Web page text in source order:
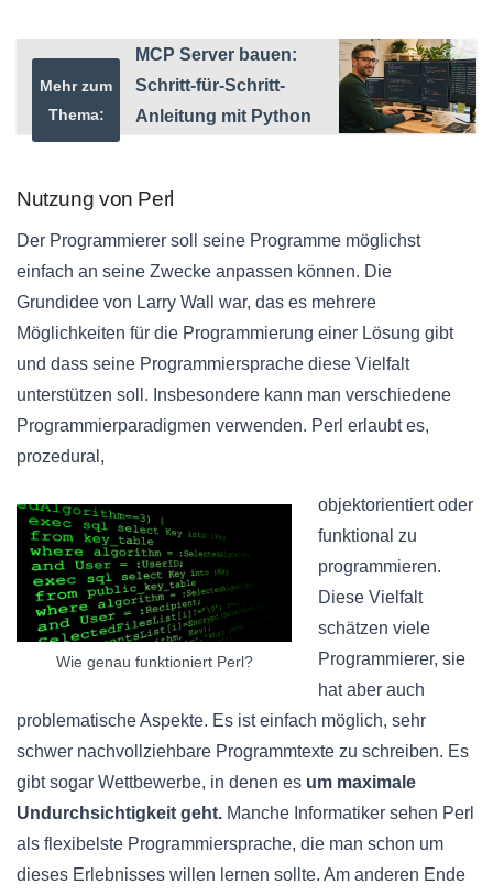
Mehr zum
Thema:
MCP Server bauen:
Schritt-für-Schritt-
Anleitung mit Python
Nutzung von Perl
Der Programmierer soll seine Programme möglichst
einfach an seine Zwecke anpassen können. Die
Grundidee von Larry Wall war, das es mehrere
Möglichkeiten für die Programmierung einer Lösung gibt
und dass seine Programmiersprache diese Vielfalt
unterstützen soll. Insbesondere kann man verschiedene
Programmierparadigmen verwenden. Perl erlaubt es,
prozedural,
Wie genau funktioniert Perl?
objektorientiert oder
funktional zu
programmieren.
Diese Vielfalt
schätzen viele
Programmierer, sie
hat aber auch
problematische Aspekte. Es ist einfach möglich, sehr
schwer nachvollziehbare Programmtexte zu schreiben. Es
gibt sogar Wettbewerbe, in denen es um maximale
Undurchsichtigkeit geht. Manche Informatiker sehen Perl
als flexibelste Programmiersprache, die man schon um
dieses Erlebnisses willen lernen sollte. Am anderen Ende